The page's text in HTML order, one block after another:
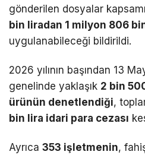
gönderilen dosyalar
bin liradan 1 milyon 806
uygulanabileceği bildirildi.
2026 yılının başından 13
genelinde yaklaşık 2 bin
ürünün denetlendiği,
bin lira idari para cezası
Ayrıca 353 işletmenin,